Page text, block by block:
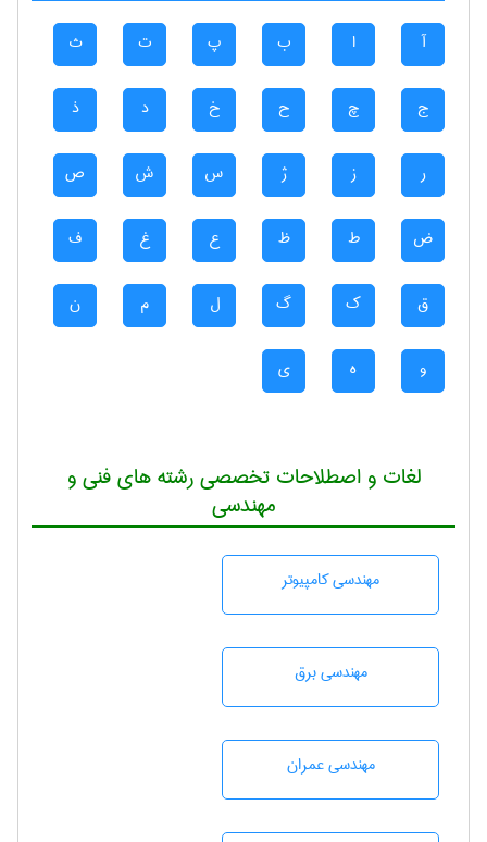
آ ا ب پ ت ث
ج چ ح خ د ذ
ر ز ژ س ش ص
ض ط ظ ع غ ف
ق ک گ ل م ن
و ه ی
لغات و اصطلاحات تخصصی رشته های فنی و
مهندسی
مهندسی كامپيوتر
مهندسی برق
مهندسی عمران